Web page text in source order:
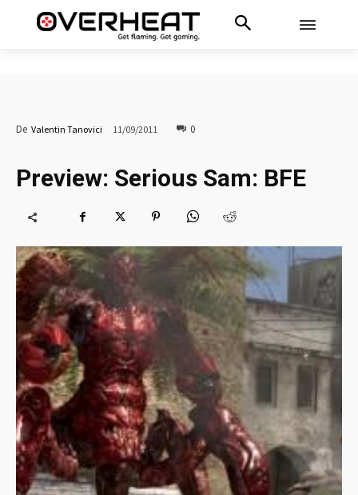
De Valentin Tanovici 11/09/2011 0
Preview: Serious Sam: BFE